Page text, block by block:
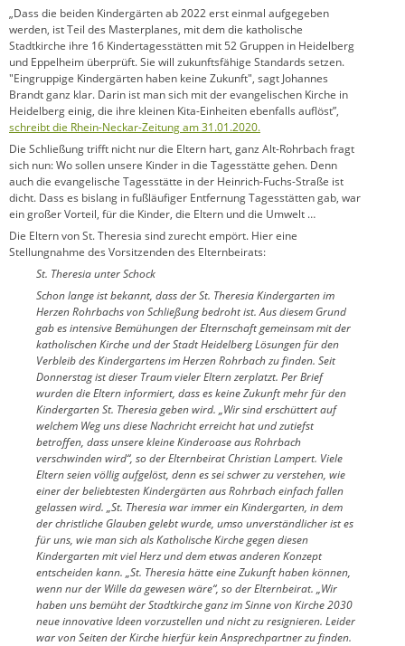
„Dass die beiden Kindergärten ab 2022 erst einmal aufgegeben
werden, ist Teil des Masterplanes, mit dem die katholische
Stadtkirche ihre 16 Kindertagesstätten mit 52 Gruppen in Heidelberg
und Eppelheim überprüft. Sie will zukunftsfähige Standards setzen.
"Eingruppige Kindergärten haben keine Zukunft", sagt Johannes
Brandt ganz klar. Darin ist man sich mit der evangelischen Kirche in
Heidelberg einig, die ihre kleinen Kita-Einheiten ebenfalls auflöst”,
schreibt die Rhein-Neckar-Zeitung am 31.01.2020.
Die Schließung trifft nicht nur die Eltern hart, ganz Alt-Rohrbach fragt
sich nun: Wo sollen unsere Kinder in die Tagesstätte gehen. Denn
auch die evangelische Tagesstätte in der Heinrich-Fuchs-Straße ist
dicht. Dass es bislang in fußläufiger Entfernung Tagesstätten gab, war
ein großer Vorteil, für die Kinder, die Eltern und die Umwelt …
Die Eltern von St. Theresia sind zurecht empört. Hier eine
Stellungnahme des Vorsitzenden des Elternbeirats:
St. Theresia unter Schock
Schon lange ist bekannt, dass der St. Theresia Kindergarten im
Herzen Rohrbachs von Schließung bedroht ist. Aus diesem Grund
gab es intensive Bemühungen der Elternschaft gemeinsam mit der
katholischen Kirche und der Stadt Heidelberg Lösungen für den
Verbleib des Kindergartens im Herzen Rohrbach zu finden. Seit
Donnerstag ist dieser Traum vieler Eltern zerplatzt. Per Brief
wurden die Eltern informiert, dass es keine Zukunft mehr für den
Kindergarten St. Theresia geben wird. „Wir sind erschüttert auf
welchem Weg uns diese Nachricht erreicht hat und zutiefst
betroffen, dass unsere kleine Kinderoase aus Rohrbach
verschwinden wird“, so der Elternbeirat Christian Lampert. Viele
Eltern seien völlig aufgelöst, denn es sei schwer zu verstehen, wie
einer der beliebtesten Kindergärten aus Rohrbach einfach fallen
gelassen wird. „St. Theresia war immer ein Kindergarten, in dem
der christliche Glauben gelebt wurde, umso unverständlicher ist es
für uns, wie man sich als Katholische Kirche gegen diesen
Kindergarten mit viel Herz und dem etwas anderen Konzept
entscheiden kann. „St. Theresia hätte eine Zukunft haben können,
wenn nur der Wille da gewesen wäre“, so der Elternbeirat. „Wir
haben uns bemüht der Stadtkirche ganz im Sinne von Kirche 2030
neue innovative Ideen vorzustellen und nicht zu resignieren. Leider
war von Seiten der Kirche hierfür kein Ansprechpartner zu finden.